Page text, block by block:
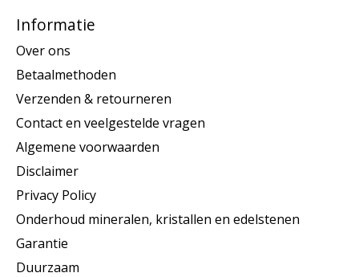
Informatie
Over ons
Betaalmethoden
Verzenden & retourneren
Contact en veelgestelde vragen
Algemene voorwaarden
Disclaimer
Privacy Policy
Onderhoud mineralen, kristallen en edelstenen
Garantie
Duurzaam